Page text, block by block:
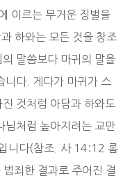
이르는 무거운 징벌을
하와는 모든 것을 창조
말씀보다 마귀의 말을
니다. 게다가 마귀가 스
것처럼 아담과 하와도
님처럼 높아지려는 교만
니다(참조. 사 14:12 롬
죄한 결과로 주어진 결